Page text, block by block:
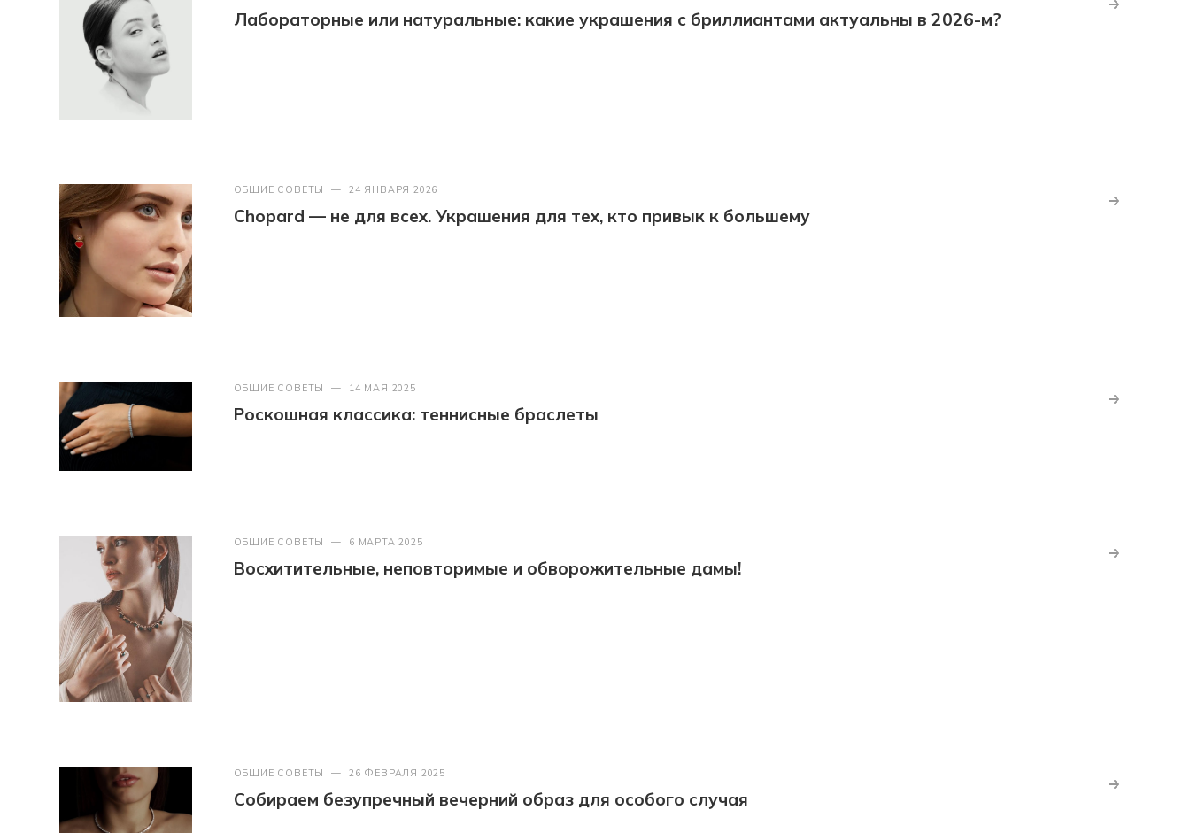
Лабораторные или натуральные: какие украшения с бриллиантами актуальны в 2026-м?
ОБЩИЕ СОВЕТЫ — 24 ЯНВАРЯ 2026
Chopard — не для всех. Украшения для тех, кто привык к большему
ОБЩИЕ СОВЕТЫ — 14 МАЯ 2025
Роскошная классика: теннисные браслеты
ОБЩИЕ СОВЕТЫ — 6 МАРТА 2025
Восхитительные, неповторимые и обворожительные дамы!
ОБЩИЕ СОВЕТЫ — 26 ФЕВРАЛЯ 2025
Собираем безупречный вечерний образ для особого случая